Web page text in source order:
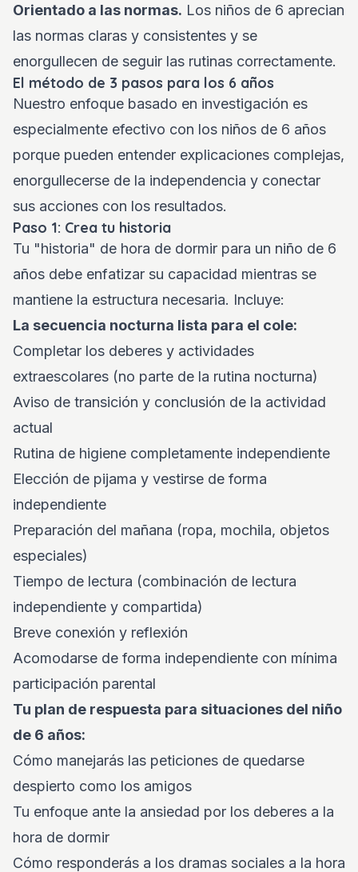
Orientado a las normas. Los niños de 6 aprecian
las normas claras y consistentes y se
enorgullecen de seguir las rutinas correctamente.
El método de 3 pasos para los 6 años
Nuestro enfoque basado en investigación es
especialmente efectivo con los niños de 6 años
porque pueden entender explicaciones complejas,
enorgullecerse de la independencia y conectar
sus acciones con los resultados.
Paso 1: Crea tu historia
Tu "historia" de hora de dormir para un niño de 6
años debe enfatizar su capacidad mientras se
mantiene la estructura necesaria. Incluye:
La secuencia nocturna lista para el cole:
Completar los deberes y actividades
extraescolares (no parte de la rutina nocturna)
Aviso de transición y conclusión de la actividad
actual
Rutina de higiene completamente independiente
Elección de pijama y vestirse de forma
independiente
Preparación del mañana (ropa, mochila, objetos
especiales)
Tiempo de lectura (combinación de lectura
independiente y compartida)
Breve conexión y reflexión
Acomodarse de forma independiente con mínima
participación parental
Tu plan de respuesta para situaciones del niño
de 6 años:
Cómo manejarás las peticiones de quedarse
despierto como los amigos
Tu enfoque ante la ansiedad por los deberes a la
hora de dormir
Cómo responderás a los dramas sociales a la hora